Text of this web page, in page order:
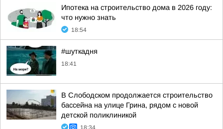
Ипотека на строительство дома в 2026 году:
что нужно знать
18:54
#шуткадня
18:41
В Слободском продолжается строительство
бассейна на улице Грина, рядом с новой
детской поликлиникой
18:34